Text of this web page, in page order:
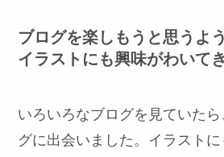
ブログを楽しもうと思うよ
イラストにも興味がわいて
いろいろなブログを見ていた
グに出会いました。イラスト